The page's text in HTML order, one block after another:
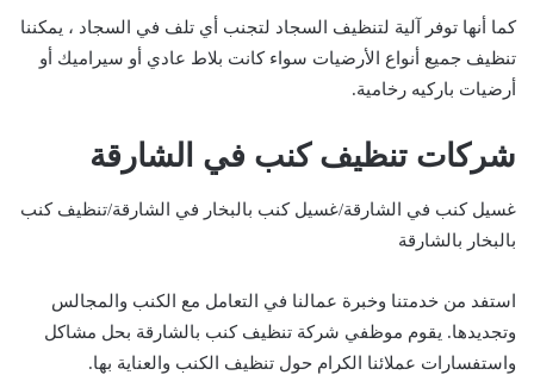
كما أنها توفر آلية لتنظيف السجاد لتجنب أي تلف في السجاد ، يمكننا
تنظيف جميع أنواع الأرضيات سواء كانت بلاط عادي أو سيراميك أو
أرضيات باركيه رخامية.
شركات تنظيف كنب في الشارقة
غسيل كنب في الشارقة/غسيل كنب بالبخار في الشارقة/تنظيف كنب
بالبخار بالشارقة
استفد من خدمتنا وخبرة عمالنا في التعامل مع الكنب والمجالس
وتجديدها. يقوم موظفي شركة تنظيف كنب بالشارقة بحل مشاكل
واستفسارات عملائنا الكرام حول تنظيف الكنب والعناية بها.